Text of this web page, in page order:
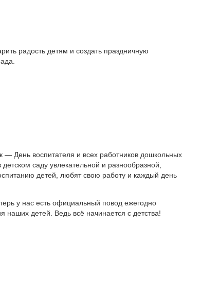
радость детям и создать праздничную
День воспитателя и всех работников дошкольных
саду увлекательной и разнообразной,
детей, любят свою работу и каждый день
у нас есть официальный повод ежегодно
наших детей. Ведь всё начинается с детства!